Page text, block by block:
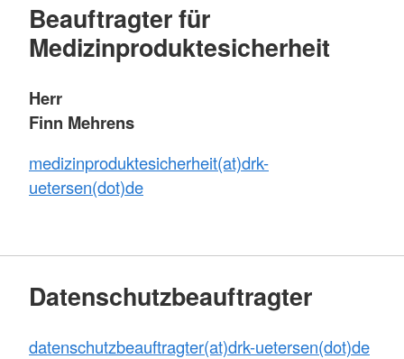
Beauftragter für
Medizinproduktesicherheit
Herr
Finn Mehrens
medizinproduktesicherheit(at)drk-
uetersen(dot)de
Datenschutzbeauftragter
datenschutzbeauftragter(at)drk-uetersen(dot)de